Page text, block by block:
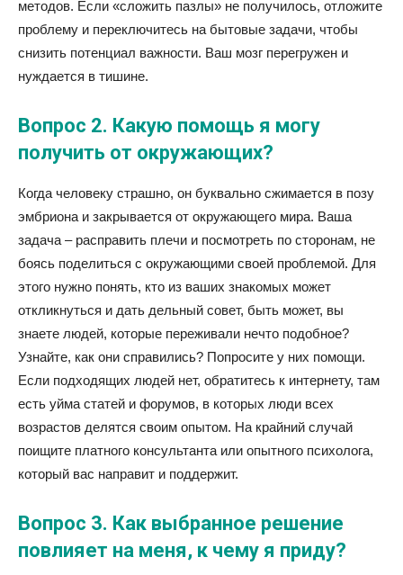
методов. Если «сложить пазлы» не получилось, отложите
проблему и переключитесь на бытовые задачи, чтобы
снизить потенциал важности. Ваш мозг перегружен и
нуждается в тишине.
Вопрос 2. Какую помощь я могу
получить от окружающих?
Когда человеку страшно, он буквально сжимается в позу
эмбриона и закрывается от окружающего мира. Ваша
задача – расправить плечи и посмотреть по сторонам, не
боясь поделиться с окружающими своей проблемой. Для
этого нужно понять, кто из ваших знакомых может
откликнуться и дать дельный совет, быть может, вы
знаете людей, которые переживали нечто подобное?
Узнайте, как они справились? Попросите у них помощи.
Если подходящих людей нет, обратитесь к интернету, там
есть уйма статей и форумов, в которых люди всех
возрастов делятся своим опытом. На крайний случай
поищите платного консультанта или опытного психолога,
который вас направит и поддержит.
Вопрос 3. Как выбранное решение
повлияет на меня, к чему я приду?